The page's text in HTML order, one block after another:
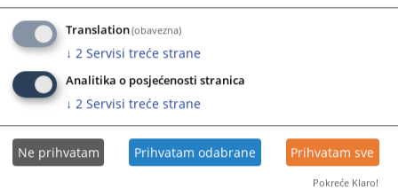
838PREGLEDA
Translation(obavezna)
↓ 2 Servisi treće strane
Analitika o posjećenosti stranica
↓ 2 Servisi treće strane
Ne prihvatam Prihvatam odabrane Prihvatam sve
Pokreće Klaro!